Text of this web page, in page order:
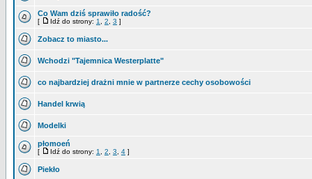
Co Wam dziś sprawiło radość?
[ Idź do strony: 1 2 3 ]
Zobacz to miasto...
Wchodzi "Tajemnica Westerplatte"
co najbardziej drażni mnie w partnerze cechy osobowości
Handel krwią
Modelki
płomoeń
[ Idź do strony: 1 2 3 4 ]
Piekło